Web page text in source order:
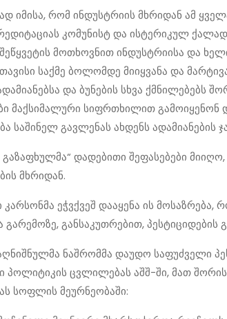
იმისა, რომ ინდუსტრიის მხრიდან ამ
კომუნისტ და ისტერიკულ
მოთხოვნით ინდუსტრიისა და
საქმე ბოლომდე მიიყვანა და
და ბუნების სხვა ქმნილებებს
მაქსიმალური სიფრთხილით
საშინელ გავლენას ახდენს
გაზაფხულმა“ დადებითი შეფასებები
მხრიდან.
კარსონმა ეჭვქვეშ დააყენა ის მოსაზრება,
გარემოზე, განსაკუთრებით, პესტიციდების
ნაშრომმა დაუდო საფუძველი
პოლიტიკის ცვლილებას აშშ-ში, მათ
სოფლის მეურნეობაში: